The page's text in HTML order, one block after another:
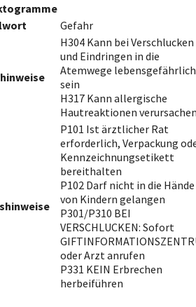
Gefahr
H304 Kann bei Verschlucken
und Eindringen in die
Atemwege lebensgefährlich
sein
H317 Kann allergische
Hautreaktionen
P101 Ist ärztlicher Rat
erforderlich, Verpackung
Kennzeichnungsetikett
bereithalten
P102 Darf nicht in die Hände
von Kindern gelangen
P301/P310 BEI
VERSCHLUCKEN: Sofort
oder Arzt anrufen
P331 KEIN Erbrechen
herbeiführen